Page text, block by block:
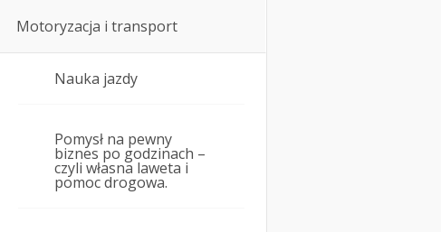
Motoryzacja i transport
Nauka jazdy
Pomysł na pewny
biznes po godzinach –
czyli własna laweta i
pomoc drogowa.